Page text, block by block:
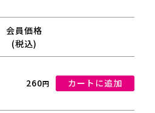
会員価格
(税込)
260円 カートに追加